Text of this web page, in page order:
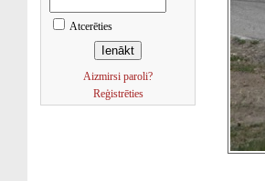
Atcerēties
Aizmirsi paroli?
Reģistrēties